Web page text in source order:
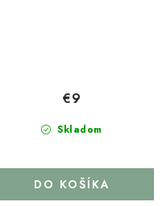
Skladom
€9
DO KOŠÍKA